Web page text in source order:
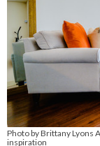
Photo by Brittany Lyons
inspiration